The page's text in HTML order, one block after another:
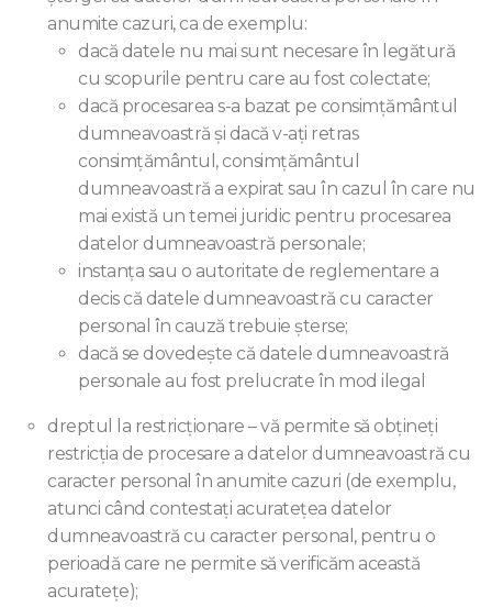
anumite cazuri, ca de exemplu:
dacă datele nu mai sunt necesare în legătură
cu scopurile pentru care au fost colectate;
dacă procesarea s-a bazat pe consimţământul
dumneavoastră şi dacă v-aţi retras
consimţământul, consimţământul
dumneavoastră a expirat sau în cazul în care nu
mai există un temei juridic pentru procesarea
datelor dumneavoastră personale;
instanţa sau o autoritate de reglementare a
decis că datele dumneavoastră cu caracter
personal în cauză trebuie şterse;
dacă se dovedește că datele dumneavoastră
personale au fost prelucrate în mod ilegal
dreptul la restricţionare – vă permite să obţineţi
restricţia de procesare a datelor dumneavoastră cu
caracter personal în anumite cazuri (de exemplu,
atunci când contestaţi acurateţea datelor
dumneavoastră cu caracter personal, pentru o
perioadă care ne permite să verificăm această
acurateţe);